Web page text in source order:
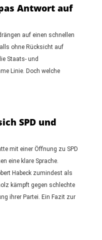
Antwort auf
auf einen schnellen
ohne Rücksicht auf
Staats- und
Linie. Doch welche
SPD und
mit einer Öffnung zu SPD
eine klare Sprache.
Habeck zumindest als
kämpft gegen schlechte
ihrer Partei. Ein Fazit zur